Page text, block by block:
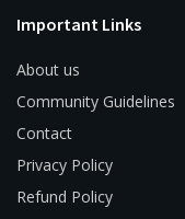
Important Links
About us
Community Guidelines
Contact
Privacy Policy
Refund Policy